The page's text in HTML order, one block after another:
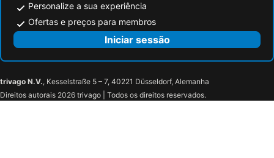
Personalize a sua experiência
Ofertas e preços para membros
Iniciar sessão
trivago N.V., Kesselstraße 5 – 7, 40221 Düsseldorf, Alemanha
Direitos autorais 2026 trivago | Todos os direitos reservados.